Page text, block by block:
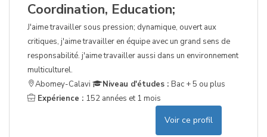
Coordination, Education;
J'aime travailler sous pression; dynamique, ouvert aux
critiques, j'aime travailler en équipe avec un grand sens de
responsabilité. j'aime travailler aussi dans un environnement
multiculturel.
Abomey-Calavi
Niveau d'études : Bac + 5 ou plus
Expérience : 152 années et 1 mois
Voir ce profil